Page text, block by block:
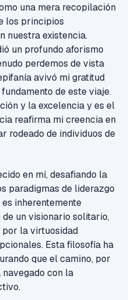
una mera recopilación
los principios
nuestra existencia.
un profundo aforismo
perdemos de vista
avivó mi gratitud
de este viaje.
y la excelencia y es el
reafirma mi creencia en
rodeado de individuos de
en mí, desafiando la
paradigmas de liderazgo
inherentemente
un visionario solitario,
por la virtuosidad
Esta filosofía ha
que el camino, por
navegado con la